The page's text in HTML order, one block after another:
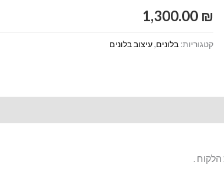
בלונים
בעיצוב
1,300.00 ₪
קטגוריות:בלונים,עיצוב בלונים
.